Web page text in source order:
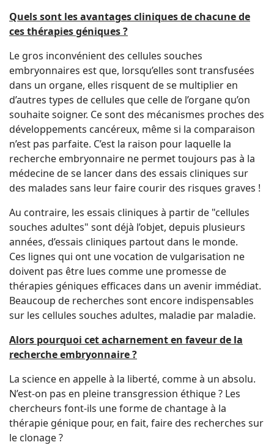
Quels sont les avantages cliniques de chacune de
ces thérapies géniques ?
Le gros inconvénient des cellules souches
embryonnaires est que, lorsqu’elles sont transfusées
dans un organe, elles risquent de se multiplier en
d’autres types de cellules que celle de l’organe qu’on
souhaite soigner. Ce sont des mécanismes proches des
développements cancéreux, même si la comparaison
n’est pas parfaite. C’est la raison pour laquelle la
recherche embryonnaire ne permet toujours pas à la
médecine de se lancer dans des essais cliniques sur
des malades sans leur faire courir des risques graves !
Au contraire, les essais cliniques à partir de "cellules
souches adultes" sont déjà l’objet, depuis plusieurs
années, d’essais cliniques partout dans le monde.
Ces lignes qui ont une vocation de vulgarisation ne
doivent pas être lues comme une promesse de
thérapies géniques efficaces dans un avenir immédiat.
Beaucoup de recherches sont encore indispensables
sur les cellules souches adultes, maladie par maladie.
Alors pourquoi cet acharnement en faveur de la
recherche embryonnaire ?
La science en appelle à la liberté, comme à un absolu.
N’est-on pas en pleine transgression éthique ? Les
chercheurs font-ils une forme de chantage à la
thérapie génique pour, en fait, faire des recherches sur
le clonage ?